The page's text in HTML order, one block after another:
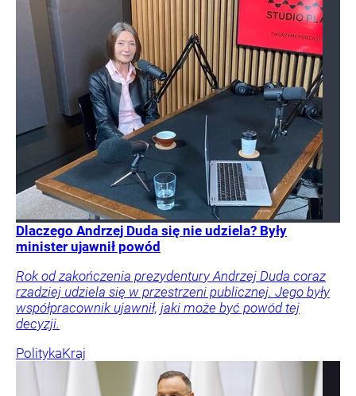
Dlaczego Andrzej Duda się nie udziela? Były
minister ujawnił powód
Rok od zakończenia prezydentury Andrzej Duda coraz
rzadziej udziela się w przestrzeni publicznej. Jego były
współpracownik ujawnił, jaki może być powód tej
decyzji.
PolitykaKraj